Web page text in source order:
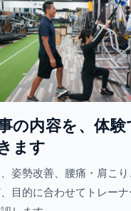
の​内容を、​体
ます
姿勢改善、腰痛・肩こ
目的に合わせてトレー